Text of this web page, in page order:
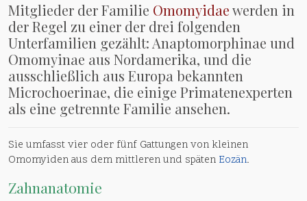
Mitglieder der Familie Omomyidaewerden in
der Regel zu einer der drei folgenden
Unterfamilien gezählt: Anaptomorphinae und
Omomyinae aus Nordamerika, und die
ausschließlich aus Europa bekannten
Microchoerinae, die einige Primatenexperten
als eine getrennte Familie ansehen.
Sie umfasst vier oder fünf Gattungen von kleinen
Omomyiden aus dem mittleren und späten Eozän.
Zahnanatomie